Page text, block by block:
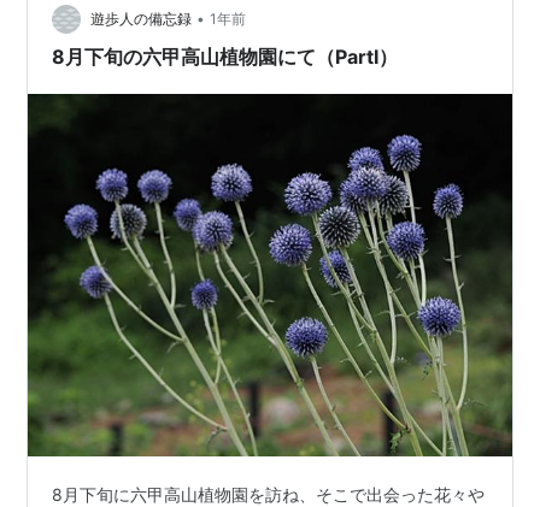
い、心がほっとする環境に♫ 国際風水…
遊歩人の備忘録 • 1年前
8月下旬の六甲高山植物園にて（PartⅠ）
8月下旬に六甲高山植物園を訪ね、そこで出会った花々や